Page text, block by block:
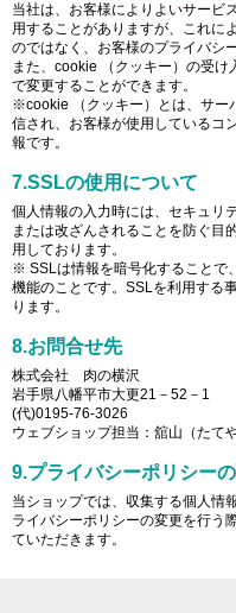
当社は、お客様によりよいサービ
用することがありますが、これに
のではなく、お客様のプライバシ
また、cookie （クッキー）の受
で変更することができます。
※cookie （クッキー）とは、サー
信され、お客様が使用しているコ
報です。
7.SSLの使用について
個人情報の入力時には、セキュリ
または改ざんされることを防ぐ目
用しております。
※ SSLは情報を暗号化することで
機能のことです。SSLを利用する
ります。
8.お問合せ先
株式会社 肉の横沢
岩手県八幡平市大更21－52－1
(代)0195-76-3026
ウェブショップ担当：舘山（たてや
9.プライバシーポリシー
当ショップでは、収集する個人情
ライバシーポリシーの変更を行う
ていただきます。